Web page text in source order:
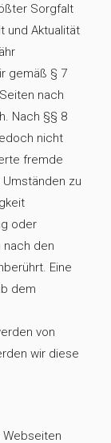
Sorgfalt
und Aktualität
gemäß § 7
nach
Nach §§ 8
nicht
fremde
zu
oder
nach den
Eine
dem
von
wir diese
Webseiten